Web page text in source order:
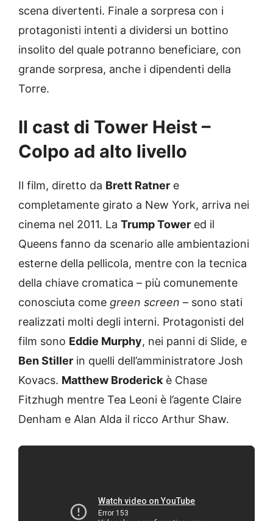
scena divertenti. Finale a sorpresa con i
protagonisti intenti a dividersi un bottino
insolito del quale potranno beneficiare, con
grande sorpresa, anche i dipendenti della
Torre.
Il cast di Tower Heist –
Colpo ad alto livello
Il film, diretto da Brett Ratner e
completamente girato a New York, arriva nei
cinema nel 2011. La Trump Tower ed il
Queens fanno da scenario alle ambientazioni
esterne della pellicola, mentre con la tecnica
della chiave cromatica – più comunemente
conosciuta come green screen – sono stati
realizzati molti degli interni. Protagonisti del
film sono Eddie Murphy, nei panni di Slide, e
Ben Stiller in quelli dell’amministratore Josh
Kovacs. Matthew Broderickè Chase
Fitzhugh mentre Tea Leoni è l’agente Claire
Denham e Alan Alda il ricco Arthur Shaw.